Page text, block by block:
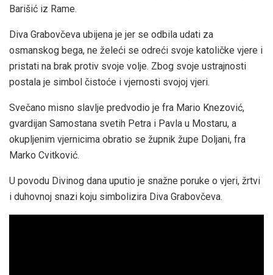
Barišić iz Rame.
Diva Grabovčeva ubijena je jer se odbila udati za
osmanskog bega, ne želeći se odreći svoje katoličke vjere i
pristati na brak protiv svoje volje. Zbog svoje ustrajnosti
postala je simbol čistoće i vjernosti svojoj vjeri.
Svečano misno slavlje predvodio je fra Mario Knezović,
gvardijan Samostana svetih Petra i Pavla u Mostaru, a
okupljenim vjernicima obratio se župnik župe Doljani, fra
Marko Cvitković.
U povodu Divinog dana uputio je snažne poruke o vjeri, žrtvi
i duhovnoj snazi koju simbolizira Diva Grabovčeva.